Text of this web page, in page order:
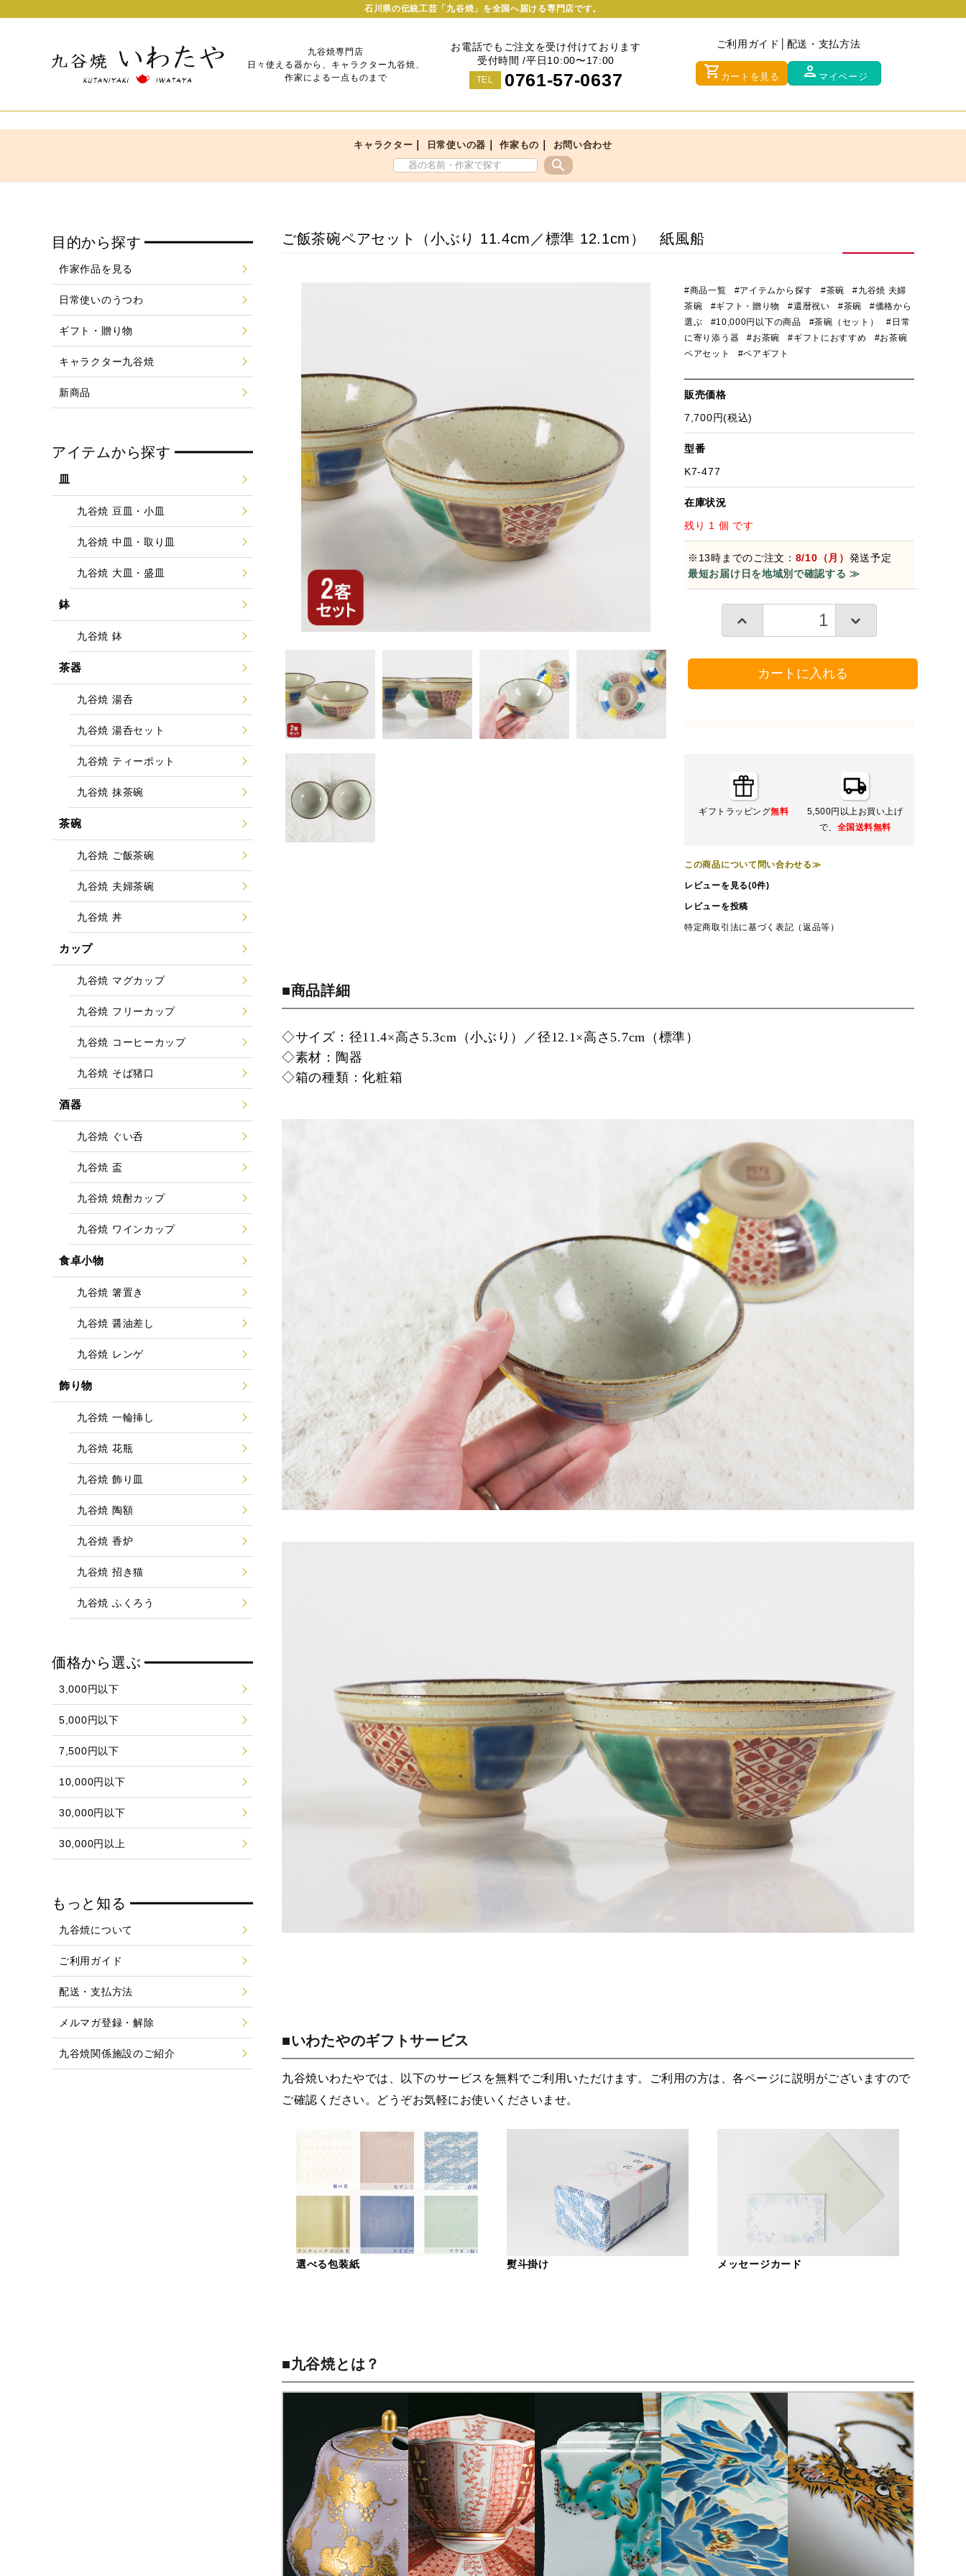
石川県の伝統工芸「九谷焼」を全国へ届ける専門店です。
九谷焼専門店
日々使える器から、キャラクター九谷焼、
作家による一点ものまで
お電話でもご注文を受け付けております
受付時間 /平日10:00〜17:00
TEL 0761-57-0637
ご利用ガイド 配送・支払方法
shopping_cart カートを見る person マイページ
キャラクター 日常使いの器 ｜作家もの お問い合わせ
search
ご飯茶碗ペアセット（小ぶり 11.4cm／標準 12.1cm） 紙風船
#商品一覧 #アイテムから探す #茶碗
#九谷焼 夫婦
茶碗
#ギフト・贈り物 #還暦祝い #茶碗
#価格から
選ぶ
#10,000円以下の商品 #茶碗（セット）
#日常
に寄り添う器
#お茶碗 #ギフトにおすすめ
#お茶碗
ペアセット
#ペアギフト
販売価格
7,700円(税込)
型番
K7-477
在庫状況
残り 1 個 です
※13時までのご注文： 8/10（月） 発送予定
最短お届け日を地域別で確認する ≫
カートに入れる
ギフトラッピング無料
5,500円以上お買い上げ
で、 全国送料無料
この商品について問い合わせる≫
レビューを見る(0件)
レビューを投稿
特定商取引法に基づく表記（返品等）
■商品詳細
◇サイズ：径11.4×高さ5.3cm（小ぶり）／径12.1×高さ5.7cm（標準）
◇素材：陶器
◇箱の種類：化粧箱
■いわたやのギフトサービス
九谷焼いわたやでは、以下のサービスを無料でご利用いただけます。ご利用の方は、各ページに説明がございますので
ご確認ください。どうぞお気軽にお使いくださいませ。
選べる包装紙 熨斗掛け メッセージカード
■九谷焼とは？
目的から探す
作家作品を見る
日常使いのうつわ
ギフト・贈り物
キャラクター九谷焼
新商品
アイテムから探す
皿
九谷焼 豆皿・小皿
九谷焼 中皿・取り皿
九谷焼 大皿・盛皿
鉢
九谷焼 鉢
茶器
九谷焼 湯呑
九谷焼 湯呑セット
九谷焼 ティーポット
九谷焼 抹茶碗
茶碗
九谷焼 ご飯茶碗
九谷焼 夫婦茶碗
九谷焼 丼
カップ
九谷焼 マグカップ
九谷焼 フリーカップ
九谷焼 コーヒーカップ
九谷焼 そば猪口
酒器
九谷焼 ぐい呑
九谷焼 盃
九谷焼 焼酎カップ
九谷焼 ワインカップ
食卓小物
九谷焼 箸置き
九谷焼 醤油差し
九谷焼 レンゲ
飾り物
九谷焼 一輪挿し
九谷焼 花瓶
九谷焼 飾り皿
九谷焼 陶額
九谷焼 香炉
九谷焼 招き猫
九谷焼 ふくろう
価格から選ぶ
3,000円以下
5,000円以下
7,500円以下
10,000円以下
30,000円以下
30,000円以上
もっと知る
九谷焼について
ご利用ガイド
配送・支払方法
メルマガ登録・解除
九谷焼関係施設のご紹介